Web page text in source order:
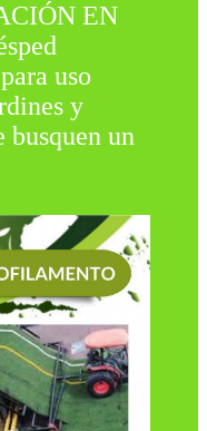
EN
uso
y
busquen un